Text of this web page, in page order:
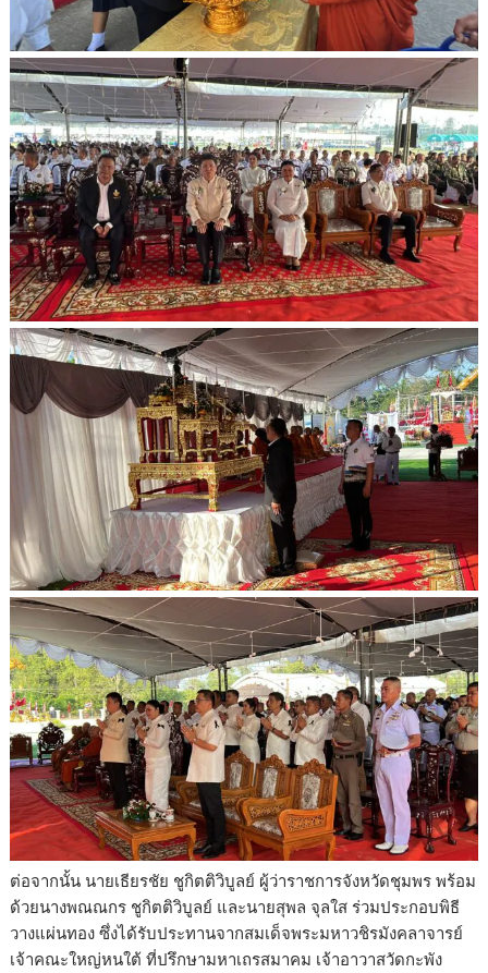
ต่อจากนั้น นายเธียรชัย ชูกิตติวิบูลย์ ผู้ว่าราชการจังหวัดชุมพร พร้อม
ด้วยนางพณณกร ชูกิตติวิบูลย์ และนายสุพล จุลใส ร่วมประกอบพิธี
วางแผ่นทอง ซึ่งได้รับประทานจากสมเด็จพระมหาวชิรมังคลาจารย์
เจ้าคณะใหญ่หนใต้ ที่ปรึกษามหาเถรสมาคม เจ้าอาวาสวัดกะพัง